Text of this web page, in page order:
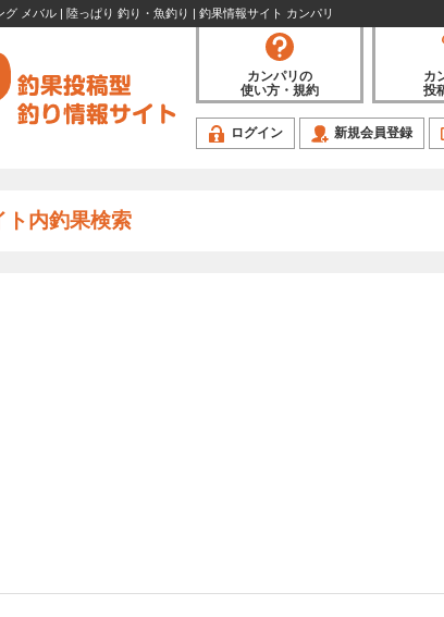
メバル | 陸っぱり 釣り・魚釣り | 釣果情報サイト カンパリ
カンパリの
使い方・規約
カ
投
ログイン 新規会員登録
ト内釣果検索